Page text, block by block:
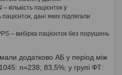
пацієнток у
пацієнток, дані яких підлягали
– вибірка пацієнток без порушень
додатково АБ у період між
n=238; 83,5%; у групі ФТ: